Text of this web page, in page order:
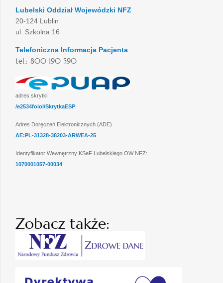
Lubelski Oddział Wojewódzki NFZ
20-124 Lublin
ul. Szkolna 16
Telefoniczna Informacja Pacjenta
tel.: 800 190 590
adres skrytki:
/e2534foiol/SkrytkaESP
Adres Doręczeń Elektronicznych (ADE)
AE:PL-31328-38203-ARWEA-25
Identyfikator Wewnętrzny KSeF Lubelskiego OW NFZ:
1070001057-00034
Zobacz także: